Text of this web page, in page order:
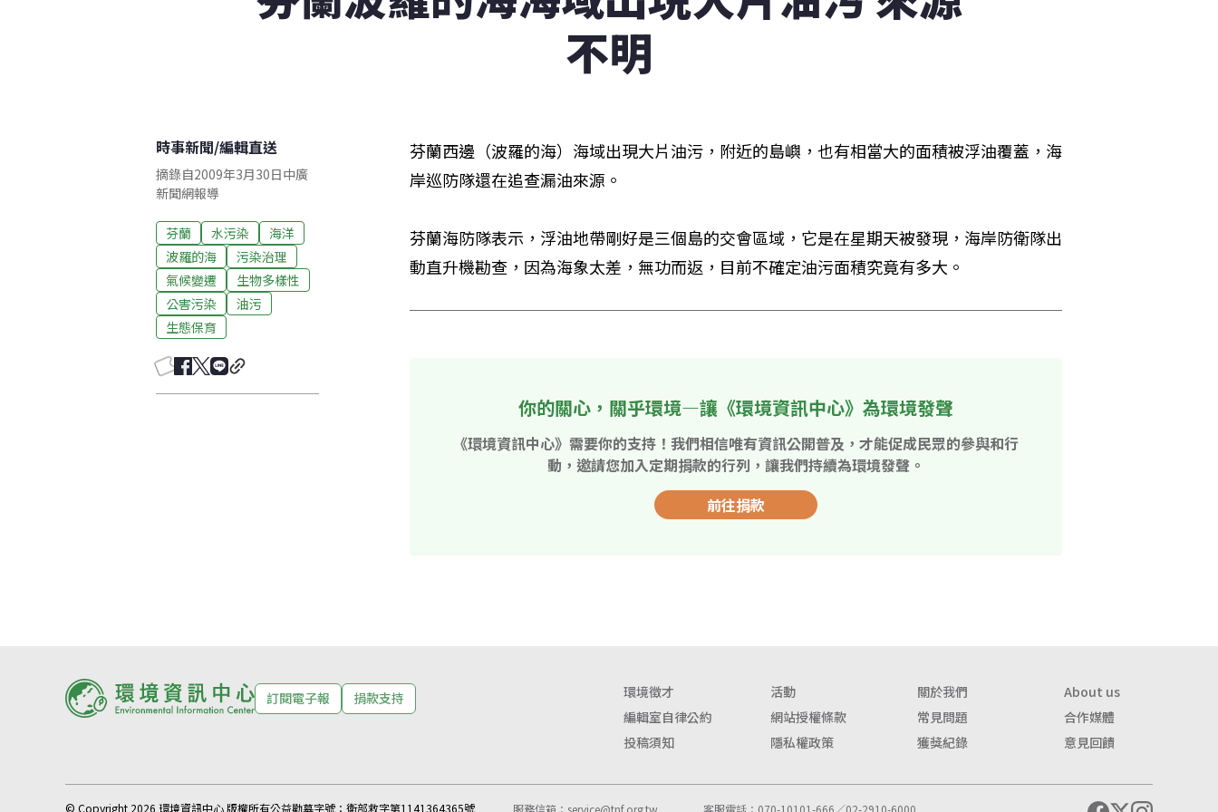
不明
時事新聞/編輯直送
摘錄自2009年3月30日中廣
新聞網報導
芬蘭 水污染
海洋
波羅的海
污染治理
氣候變遷
生物多樣性
公害污染
油污
生態保育
芬蘭西邊（波羅的海）海域出現大片油污，附近的島嶼，也有相當大的面積被浮油覆蓋，海
岸巡防隊還在追查漏油來源。
芬蘭海防隊表示，浮油地帶剛好是三個島的交會區域，它是在星期天被發現，海岸防衛隊出
動直升機勘查，因為海象太差，無功而返，目前不確定油污面積究竟有多大。
你的關心，關乎環境—讓《環境資訊中心》為環境發聲
《環境資訊中心》需要你的支持！我們相信唯有資訊公開普及，才能促成民眾的參與和行
動，邀請您加入定期捐款的行列，讓我們持續為環境發聲。
前往捐款
訂閱電子報 捐款支持 環境徵才 活動 關於我們
About us
編輯室自律公約
網站授權條款 常見問題
合作媒體
投稿須知
隱私權政策 獲獎紀錄 意見回饋
© Copyright 2026 環境資訊中心 版權所有公益勸募字號： 衛部救字第1141364365號